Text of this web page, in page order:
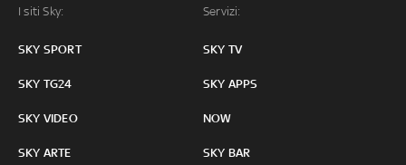
I siti Sky:
SKY SPORT
SKY TG24
SKY VIDEO
SKY ARTE
Servizi:
SKY TV
SKY APPS
NOW
SKY BAR